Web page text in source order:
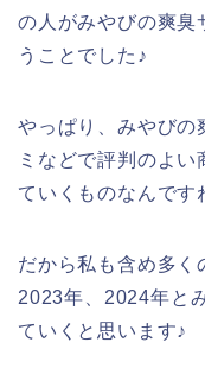
の人がみやびの爽臭
うことでした♪
やっぱり、みやびの
ミなどで評判のよ
ていくものなんです
だから私も含め多く
2023年、2024年と
ていくと思います♪